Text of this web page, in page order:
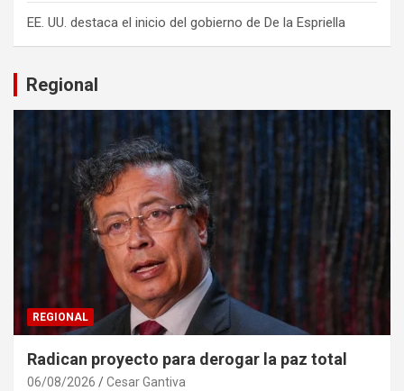
EE. UU. destaca el inicio del gobierno de De la Espriella
Regional
REGIONAL
Radican proyecto para derogar la paz total
06/08/2026 Cesar Gantiva